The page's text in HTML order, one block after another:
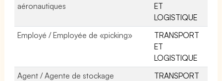
aéronautiques
ET
LOGISTIQUE
Employé / Employée de «picking»
TRANSPORT
ET
LOGISTIQUE
Agent / Agente de stockage
TRANSPORT